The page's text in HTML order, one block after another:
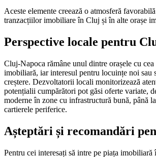
Aceste elemente creează o atmosferă
tranzacțiilor imobiliare în Cluj și în alte orașe
Perspective locale pentru
Cluj-Napoca rămâne unul dintre orașele cu
imobiliară, iar interesul pentru locuințe noi sau
creștere. Dezvoltatorii locali monitorizează
potențialii cumpărători pot găsi oferte variate,
moderne în zone cu infrastructură bună, până
cartierele periferice.
Așteptări și recomandări
Pentru cei interesați să intre pe piața